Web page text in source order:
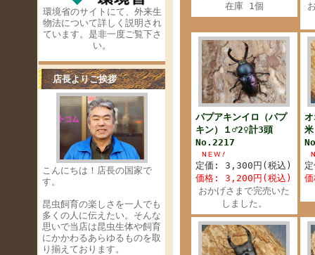
環境省のサイトにて、外来生
物法について詳しく説明され
ています。是非一度ご覧下さ
い。
店長よりご挨拶
こんにちは！店長の国家で
す。
昆虫飼育の楽しさを一人でも
多くの人に伝えたい。そんな
思いで当店は昆虫生体や飼育
にかかわるあらゆるものを取
り揃えております。
在庫 1個
パプアキンイロ（パプ
キン）１♂2♀計3頭
No.2217
定価: 3,300円(税込)
価格: 3,200円(税込)
おかげさまで完売いた
しました。